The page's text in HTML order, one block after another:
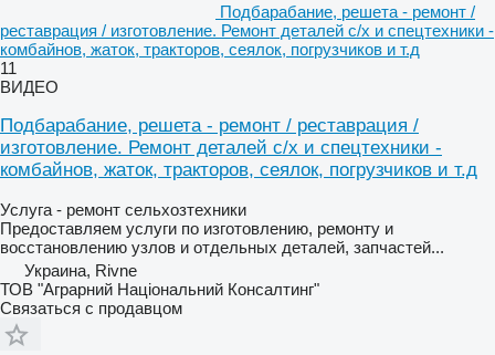
Подбарабание, решета - ремонт /
реставрация / изготовление. Ремонт деталей с/х и спецтехники -
комбайнов, жаток, тракторов, сеялок, погрузчиков и т.д
11
ВИДЕО
Подбарабание, решета - ремонт / реставрация /
изготовление. Ремонт деталей с/х и спецтехники -
комбайнов, жаток, тракторов, сеялок, погрузчиков и т.д
Услуга - ремонт сельхозтехники
Предоставляем услуги по изготовлению, ремонту и
восстановлению узлов и отдельных деталей, запчастей...
Украина, Rivne
ТОВ "Аграрний Національний Консалтинг"
Связаться с продавцом